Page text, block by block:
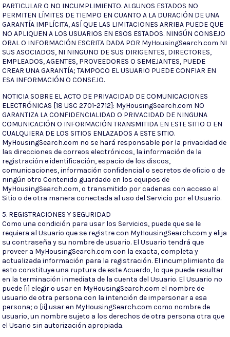
PARTICULAR O NO INCUMPLIMIENTO. ALGUNOS ESTADOS NO
PERMITEN LÍMITES DE TIEMPO EN CUANTO A LA DURACIÓN DE UNA
GARANTÍA IMPLÍCITA, ASÍ QUE LAS LIMITACIONES ARRIBA PUEDE QUE
NO APLIQUEN A LOS USUARIOS EN ESOS ESTADOS. NINGÚN CONSEJO
ORAL O INFORMACIÓN ESCRITA DADA POR MyHousingSearch.com NI
SUS ASOCIADOS, NI NINGUNO DE SUS DIRIGENTES, DIRECTORES,
EMPLEADOS, AGENTES, PROVEEDORES O SEMEJANTES, PUEDE
CREAR UNA GARANTÍA; TAMPOCO EL USUARIO PUEDE CONFIAR EN
ESA INFORMACIÓN O CONSEJO.
NOTICIA SOBRE EL ACTO DE PRIVACIDAD DE COMUNICACIONES
ELECTRÓNICAS [18 USC 2701-2712]: MyHousingSearch.com NO
GARANTIZA LA CONFIDENCIALIDAD O PRIVACIDAD DE NINGUNA
COMUNICACIÓN O INFORMACIÓN TRANSMITIDA EN ESTE SITIO O EN
CUALQUIERA DE LOS SITIOS ENLAZADOS A ESTE SITIO.
MyHousingSearch.com no se hará responsable por la privacidad de
las direcciones de correos electrónicos, la información de la
registración e identificación, espacio de los discos,
comunicaciones, información confidencial o secretos de oficio o de
ningún otro Contenido guardado en los equipos de
MyHousingSearch.com, o transmitido por cadenas con acceso al
Sitio o de otra manera conectada al uso del Servicio por el Usuario.
5. REGISTRACIONES Y SEGURIDAD
Como una condición para usar los Servicios, puede que se le
requiera al Usuario que se registre con MyHousingSearch.com y elija
su contraseña y su nombre de usuario. El Usuario tendrá que
proveer a MyHousingSearch.com con la exacta, completa y
actualizada información para la registración. El incumplimiento de
esto constituye una ruptura de este Acuerdo, lo que puede resultar
en la terminación inmediata de la cuenta del Usuario. El Usuario no
puede [i] elegir o usar en MyHousingSearch.com el nombre de
usuario de otra persona con la intención de impersonar a esa
persona; o [ii] usar en MyHousingSearch.com como nombre de
usuario, un nombre sujeto a los derechos de otra persona otra que
el Usario sin autorización apropiada.